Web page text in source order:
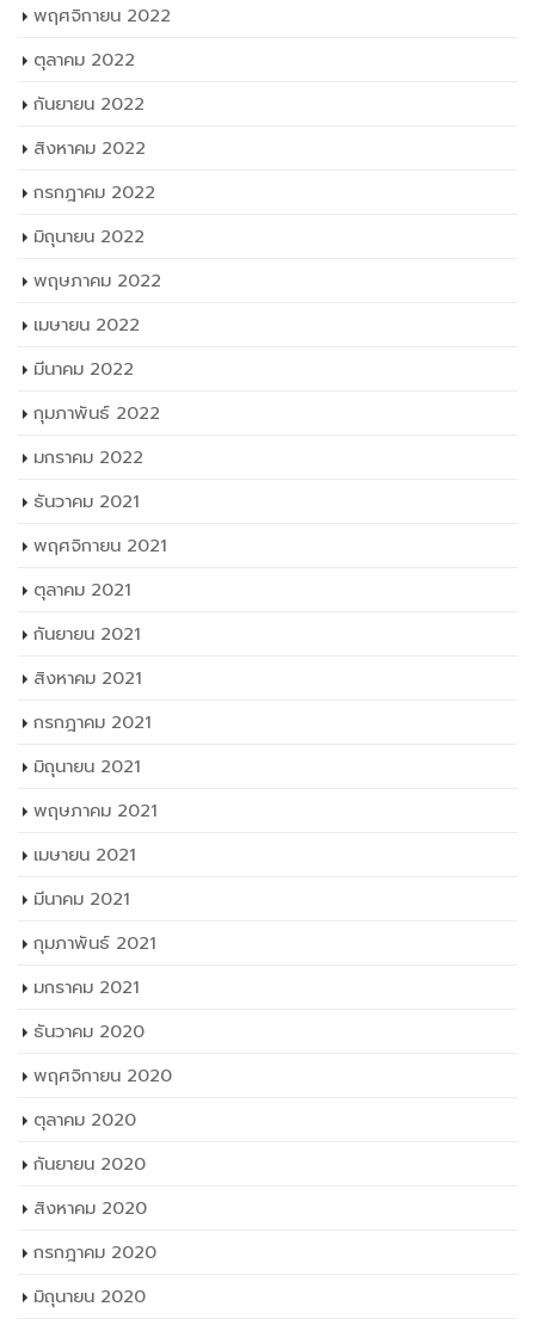
พฤศจิกายน 2022
ตุลาคม 2022
กันยายน 2022
สิงหาคม 2022
กรกฎาคม 2022
มิถุนายน 2022
พฤษภาคม 2022
เมษายน 2022
มีนาคม 2022
กุมภาพันธ์ 2022
มกราคม 2022
ธันวาคม 2021
พฤศจิกายน 2021
ตุลาคม 2021
กันยายน 2021
สิงหาคม 2021
กรกฎาคม 2021
มิถุนายน 2021
พฤษภาคม 2021
เมษายน 2021
มีนาคม 2021
กุมภาพันธ์ 2021
มกราคม 2021
ธันวาคม 2020
พฤศจิกายน 2020
ตุลาคม 2020
กันยายน 2020
สิงหาคม 2020
กรกฎาคม 2020
มิถุนายน 2020